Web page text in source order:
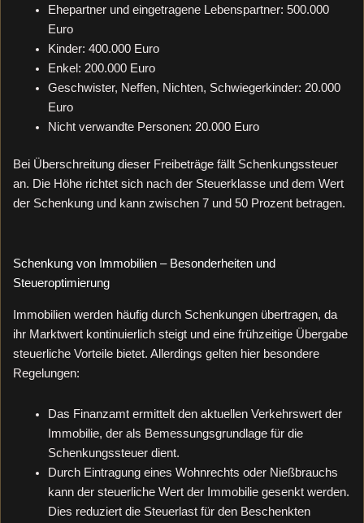
Ehepartner und eingetragene Lebenspartner: 500.000
Euro
Kinder: 400.000 Euro
Enkel: 200.000 Euro
Geschwister, Neffen, Nichten, Schwiegerkinder: 20.000
Euro
Nicht verwandte Personen: 20.000 Euro
Bei Überschreitung dieser Freibeträge fällt Schenkungssteuer
an. Die Höhe richtet sich nach der Steuerklasse und dem Wert
der Schenkung und kann zwischen 7 und 50 Prozent betragen.
Schenkung von Immobilien – Besonderheiten und
Steueroptimierung
Immobilien werden häufig durch Schenkungen übertragen, da
ihr Marktwert kontinuierlich steigt und eine frühzeitige Übergabe
steuerliche Vorteile bietet. Allerdings gelten hier besondere
Regelungen:
Das Finanzamt ermittelt den aktuellen Verkehrswert der
Immobilie, der als Bemessungsgrundlage für die
Schenkungssteuer dient.
Durch Eintragung eines Wohnrechts oder Nießbrauchs
kann der steuerliche Wert der Immobilie gesenkt werden.
Dies reduziert die Steuerlast für den Beschenkten